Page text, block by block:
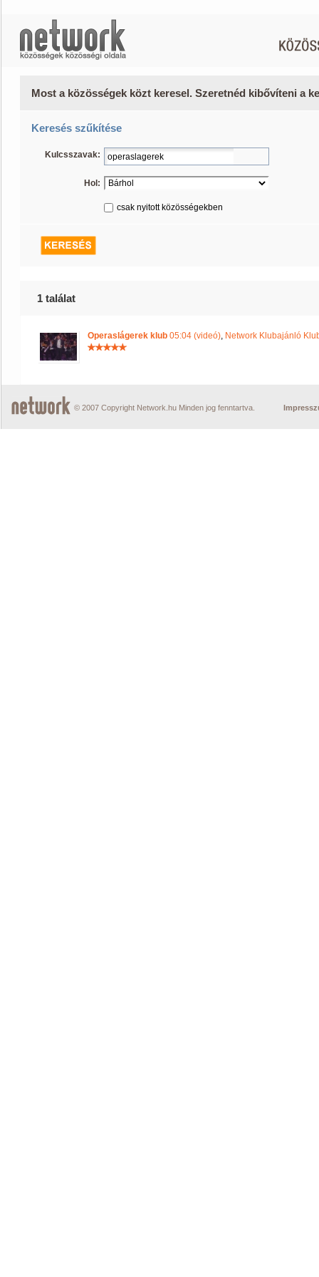
Most a közösségek közt keresel. Szeretnéd kibővíteni a
Keresés szűkítése
Kulcsszavak:
Hol:
csak nyitott közösségekben
1 találat
Operaslágerek klub 05:04 (videó), Network Klubajánló
© 2007 Copyright Network.hu Minden jog fenntartva.